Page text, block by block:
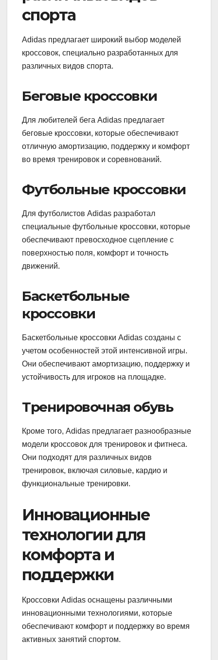
спорта
Adidas предлагает широкий выбор моделей
кроссовок, специально разработанных для
различных видов спорта.
Беговые кроссовки
Для любителей бега Adidas предлагает
беговые кроссовки, которые обеспечивают
отличную амортизацию, поддержку и комфорт
во время тренировок и соревнований.
Футбольные кроссовки
Для футболистов Adidas разработал
специальные футбольные кроссовки, которые
обеспечивают превосходное сцепление с
поверхностью поля, комфорт и точность
движений.
Баскетбольные
кроссовки
Баскетбольные кроссовки Adidas созданы с
учетом особенностей этой интенсивной игры.
Они обеспечивают амортизацию, поддержку и
устойчивость для игроков на площадке.
Тренировочная обувь
Кроме того, Adidas предлагает разнообразные
модели кроссовок для тренировок и фитнеса.
Они подходят для различных видов
тренировок, включая силовые, кардио и
функциональные тренировки.
Инновационные
технологии для
комфорта и
поддержки
Кроссовки Adidas оснащены различными
инновационными технологиями, которые
обеспечивают комфорт и поддержку во время
активных занятий спортом.